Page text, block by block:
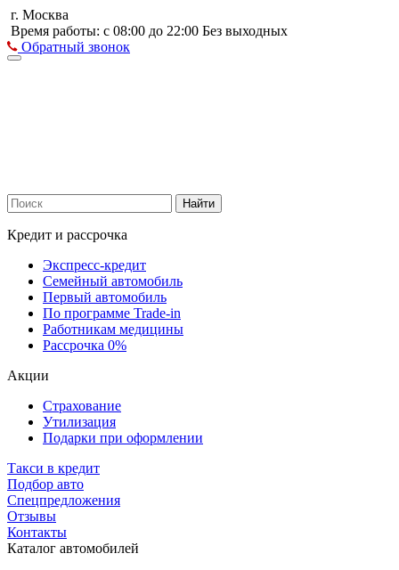
г. Москва
Время работы: с 08:00 до 22:00 Без выходных
Обратный звонок
Найти
Кредит и рассрочка
Экспресс-кредит
Семейный автомобиль
Первый автомобиль
По программе Trade-in
Работникам медицины
Рассрочка 0%
Акции
Страхование
Утилизация
Подарки при оформлении
Такси в кредит
Подбор авто
Спецпредложения
Отзывы
Контакты
Каталог автомобилей